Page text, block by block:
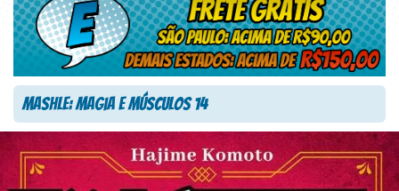
Mashle: Magia e Músculos 14